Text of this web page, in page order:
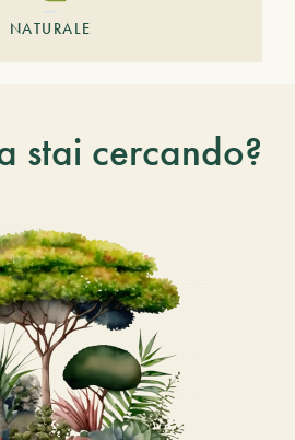
NATURALE
stai cercando?